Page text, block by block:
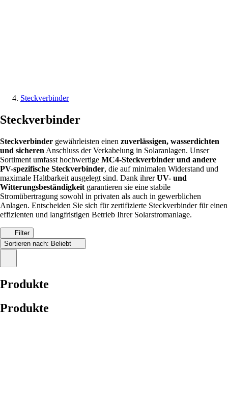
Steckverbinder
Steckverbinder
Steckverbinder gewährleisten einen zuverlässigen, wasserdichten
und sicheren Anschluss der Verkabelung in Solaranlagen. Unser
Sortiment umfasst hochwertige MC4-Steckverbinder und andere
PV-spezifische Steckverbinder, die auf minimalen Widerstand und
maximale Haltbarkeit ausgelegt sind. Dank ihrerUV- und
Witterungsbeständigkeit garantieren sie eine stabile
Stromübertragung sowohl in privaten als auch in gewerblichen
Anlagen. Entscheiden Sie sich für zertifizierte Steckverbinder für einen
effizienten und langfristigen Betrieb Ihrer Solarstromanlage.
Filter
Sortieren nach: Beliebt
Produkte
Produkte